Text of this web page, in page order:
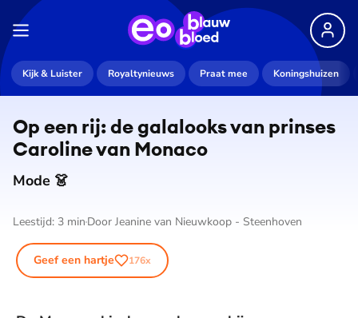
Kijk & Luister Royaltynieuws Praat mee Koningshuizen
Op een rij: de galalooks van prinses
Caroline van Monaco
Mode 👗
Leestijd: 3 min Door Jeanine van Nieuwkoop - Steenhoven
Geef een hartje 176x